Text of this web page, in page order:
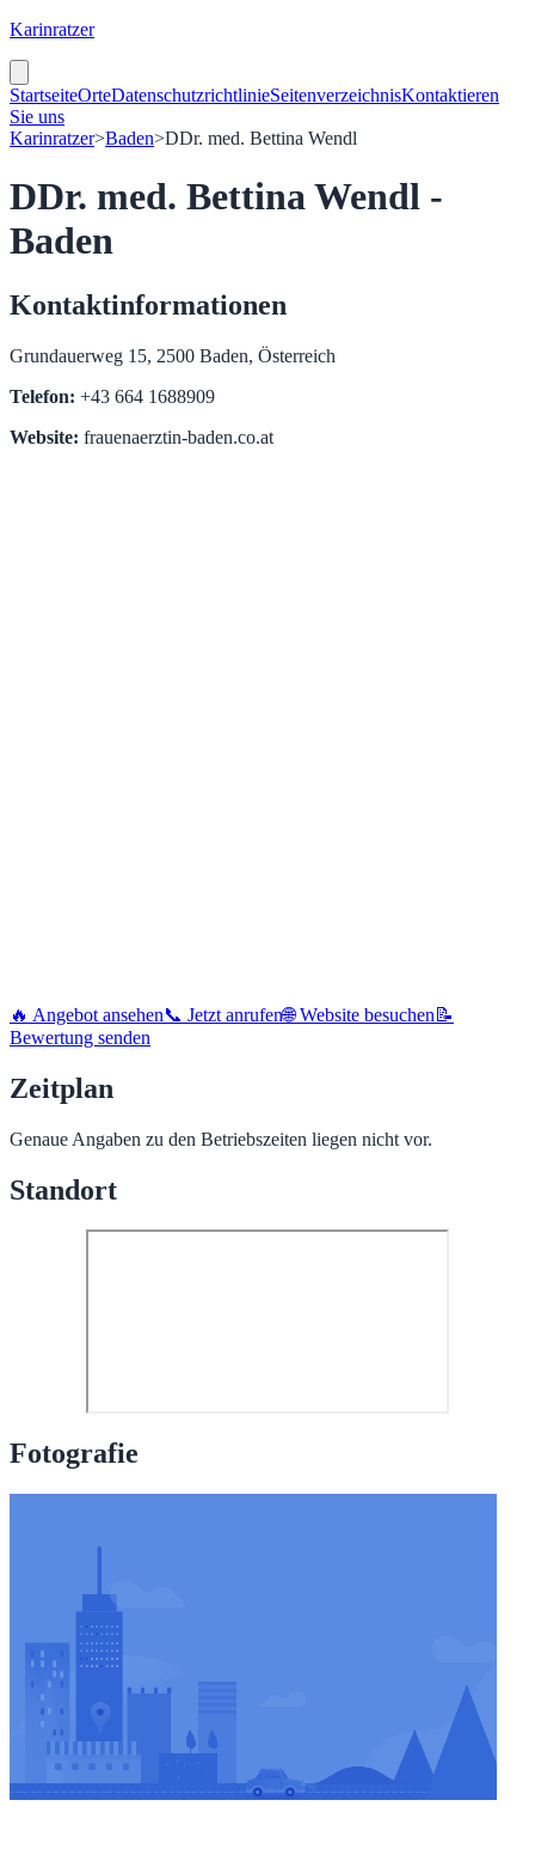
Karinratzer
StartseiteOrteDatenschutzrichtlinieSeitenverzeichnisKontaktieren
Sie uns
Karinratzer>Baden>DDr. med. Bettina Wendl
DDr. med. Bettina Wendl -
Baden
Kontaktinformationen
Grundauerweg 15, 2500 Baden, Österreich
Telefon: +43 664 1688909
Website: frauenaerztin-baden.co.at
🔥 Angebot ansehen📞 Jetzt anrufen🌐 Website besuchen 📝
Bewertung senden
Zeitplan
Genaue Angaben zu den Betriebszeiten liegen nicht vor.
Standort
Fotografie